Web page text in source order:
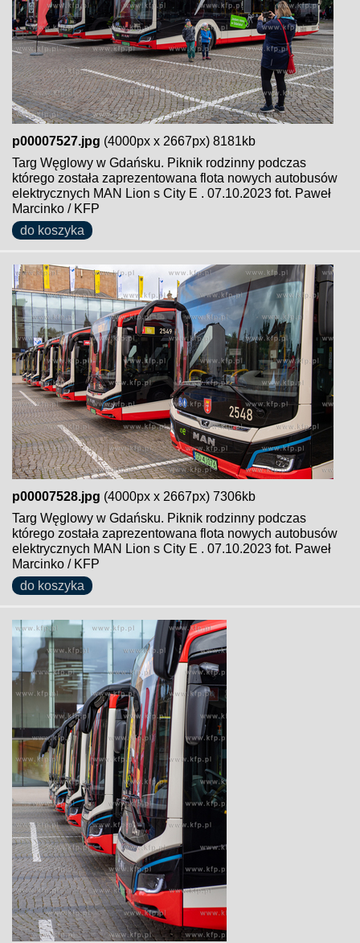
p00007527.jpg (4000px x 2667px) 8181kb
Targ Węglowy w Gdańsku. Piknik rodzinny podczas
którego została zaprezentowana flota nowych autobusów
elektrycznych MAN Lion s City E . 07.10.2023 fot. Paweł
Marcinko / KFP
do koszyka
p00007528.jpg (4000px x 2667px) 7306kb
Targ Węglowy w Gdańsku. Piknik rodzinny podczas
którego została zaprezentowana flota nowych autobusów
elektrycznych MAN Lion s City E . 07.10.2023 fot. Paweł
Marcinko / KFP
do koszyka